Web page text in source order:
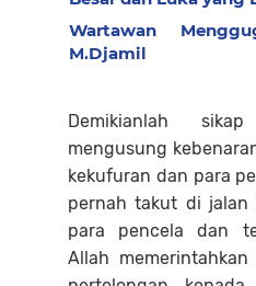
Wartawan
M.Djamil
Demikianlah
mengusung
kekufuran dan para
pernah takut di jalan
para pencela dan
Allah